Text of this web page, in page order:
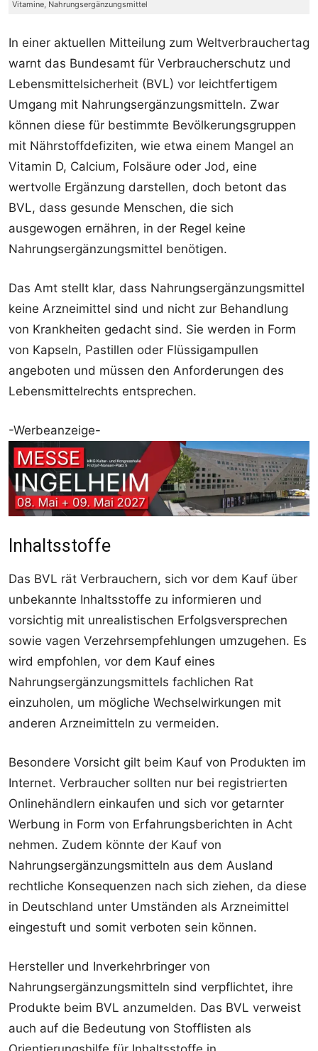
Vitamine, Nahrungsergänzungsmittel
In einer aktuellen Mitteilung zum Weltverbrauchertag
warnt das Bundesamt für Verbraucherschutz und
Lebensmittelsicherheit (BVL) vor leichtfertigem
Umgang mit Nahrungsergänzungsmitteln. Zwar
können diese für bestimmte Bevölkerungsgruppen
mit Nährstoffdefiziten, wie etwa einem Mangel an
Vitamin D, Calcium, Folsäure oder Jod, eine
wertvolle Ergänzung darstellen, doch betont das
BVL, dass gesunde Menschen, die sich
ausgewogen ernähren, in der Regel keine
Nahrungsergänzungsmittel benötigen.
Das Amt stellt klar, dass Nahrungsergänzungsmittel
keine Arzneimittel sind und nicht zur Behandlung
von Krankheiten gedacht sind. Sie werden in Form
von Kapseln, Pastillen oder Flüssigampullen
angeboten und müssen den Anforderungen des
Lebensmittelrechts entsprechen.
-Werbeanzeige-
Inhaltsstoffe
Das BVL rät Verbrauchern, sich vor dem Kauf über
unbekannte Inhaltsstoffe zu informieren und
vorsichtig mit unrealistischen Erfolgsversprechen
sowie vagen Verzehrsempfehlungen umzugehen. Es
wird empfohlen, vor dem Kauf eines
Nahrungsergänzungsmittels fachlichen Rat
einzuholen, um mögliche Wechselwirkungen mit
anderen Arzneimitteln zu vermeiden.
Besondere Vorsicht gilt beim Kauf von Produkten im
Internet. Verbraucher sollten nur bei registrierten
Onlinehändlern einkaufen und sich vor getarnter
Werbung in Form von Erfahrungsberichten in Acht
nehmen. Zudem könnte der Kauf von
Nahrungsergänzungsmitteln aus dem Ausland
rechtliche Konsequenzen nach sich ziehen, da diese
in Deutschland unter Umständen als Arzneimittel
eingestuft und somit verboten sein können.
Hersteller und Inverkehrbringer von
Nahrungsergänzungsmitteln sind verpflichtet, ihre
Produkte beim BVL anzumelden. Das BVL verweist
auch auf die Bedeutung von Stofflisten als